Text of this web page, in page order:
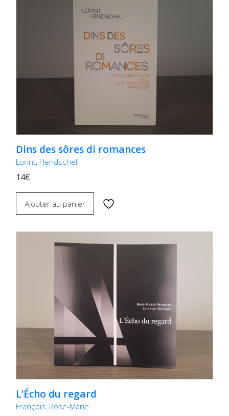
Dins des sôres di romances
Lorint, Hendschel
14€
Ajouter au panier
L’Écho du regard
François, Rose-Marie